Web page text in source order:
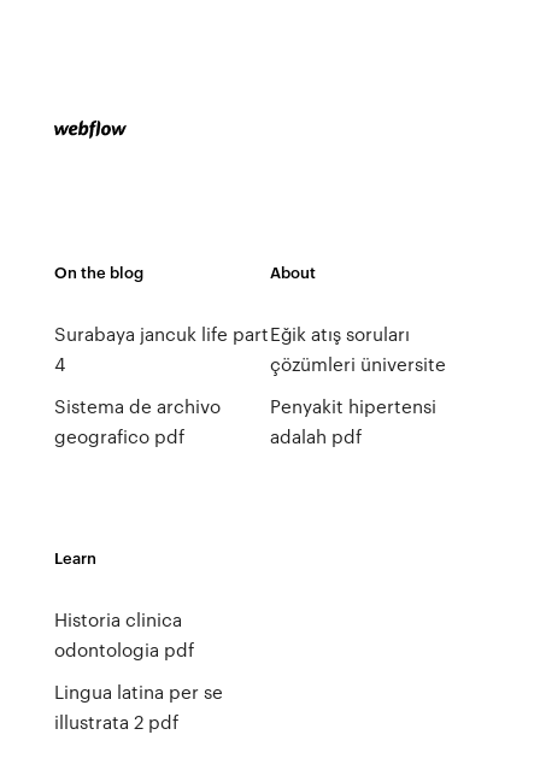
On the blog
Surabaya jancuk life part
4
Sistema de archivo
geografico pdf
About
Eğik atış soruları
çözümleri üniversite
Penyakit hipertensi
adalah pdf
Learn
Historia clinica
odontologia pdf
Lingua latina per se
illustrata 2 pdf